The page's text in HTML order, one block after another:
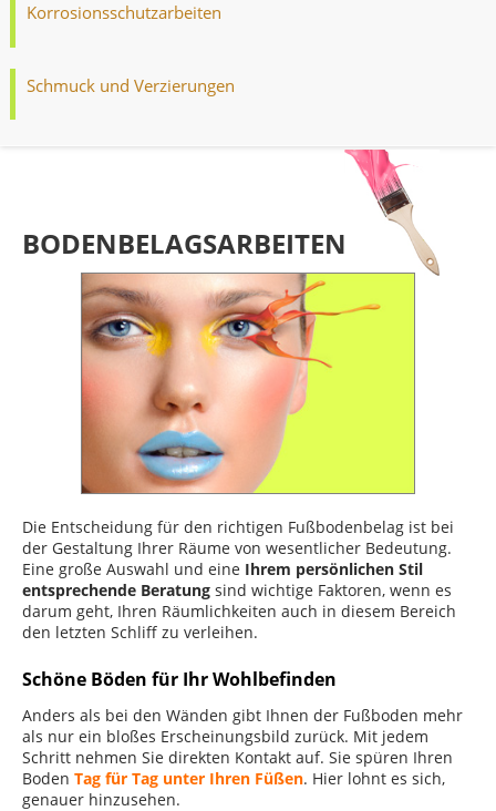
Korrosionsschutzarbeiten
Schmuck und Verzierungen
BODENBELAGSARBEITEN
Die Entscheidung für den richtigen Fußbodenbelag ist bei
der Gestaltung Ihrer Räume von wesentlicher Bedeutung.
Eine große Auswahl und eine Ihrem persönlichen Stil
entsprechende Beratung sind wichtige Faktoren, wenn es
darum geht, Ihren Räumlichkeiten auch in diesem Bereich
den letzten Schliff zu verleihen.
Schöne Böden für Ihr Wohlbefinden
Anders als bei den Wänden gibt Ihnen der Fußboden mehr
als nur ein bloßes Erscheinungsbild zurück. Mit jedem
Schritt nehmen Sie direkten Kontakt auf. Sie spüren Ihren
Boden Tag für Tag unter Ihren Füßen. Hier lohnt es sich,
genauer hinzusehen.